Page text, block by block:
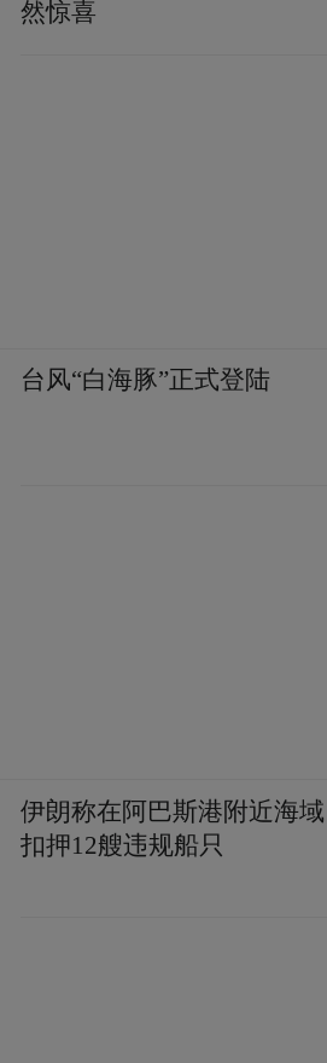
然惊喜
台风“白海豚”正式登陆
伊朗称在阿巴斯港附近海域
扣押12艘违规船只